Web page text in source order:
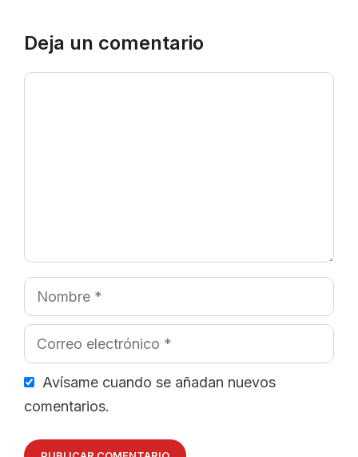
Deja un comentario
Comentario
Nombre
Correo
electrónico
Avísame cuando se añadan nuevos
comentarios.